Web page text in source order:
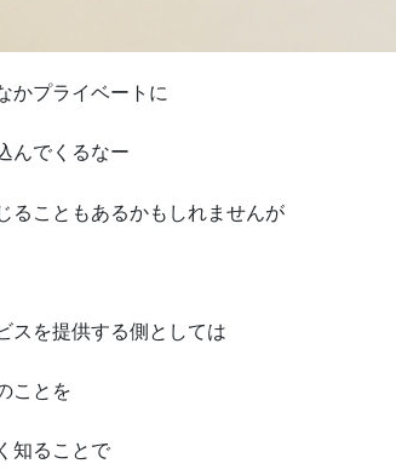
かプライベートに
んでくるなー
ることもあるかもしれませんが
スを提供する側としては
ことを
知ることで